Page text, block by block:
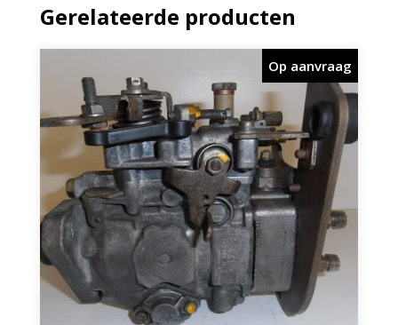
Gerelateerde producten
Op aanvraag